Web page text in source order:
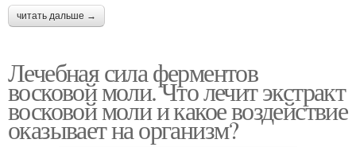
читать дальше →
Лечебная сила ферментов
восковой моли. Что лечит экстракт
восковой моли и какое воздействие
оказывает на организм?